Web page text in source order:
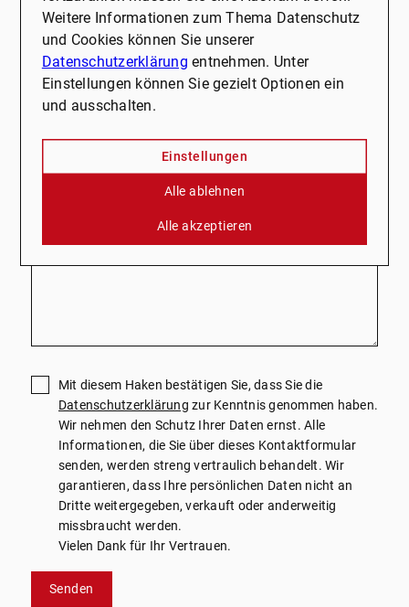
E-Mail *
Mit diesem Haken bestätigen Sie, dass Sie die
Datenschutzerklärung zur Kenntnis genommen haben.
Wir nehmen den Schutz Ihrer Daten ernst. Alle
Informationen, die Sie über dieses Kontaktformular
senden, werden streng vertraulich behandelt. Wir
garantieren, dass Ihre persönlichen Daten nicht an
Dritte weitergegeben, verkauft oder anderweitig
missbraucht werden.
Vielen Dank für Ihr Vertrauen.
Senden
Weitere Informationen zum Thema Datenschutz
und Cookies können Sie unserer
Datenschutzerklärung entnehmen. Unter
Einstellungen können Sie gezielt Optionen ein
und ausschalten.
Einstellungen
Alle ablehnen
Alle akzeptieren